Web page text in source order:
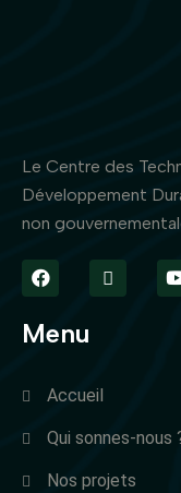
Le Centre des
Développement
non
Menu
Accueil
Qui sonnes-nous
Nos projets